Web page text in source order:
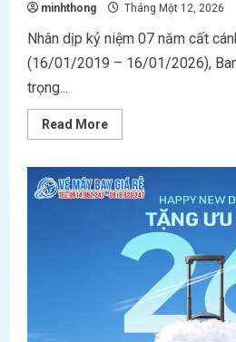
minhthong Tháng Một 12, 2026
Nhân dịp kỷ niệm 07 năm cất
(16/01/2019 – 16/01/2026),
trọng...
Read MoreRead
more
BAMBOO
AIRWAYS
MỪNG
NĂM
CẤT
ƯU
ĐÃI